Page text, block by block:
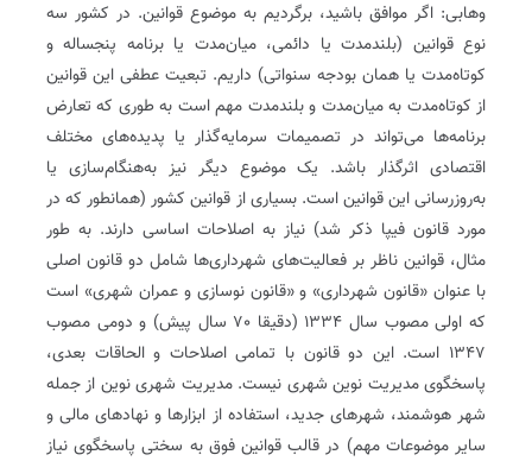
وهابی: اگر موافق باشید، برگردیم به موضوع قوانین. در کشور سه
نوع قوانین (بلندمدت یا دائمی، میان‌مدت یا برنامه پنج‏ساله و
کوتاه‌مدت یا همان بودجه سنواتی) داریم. تبعیت عطفی این قوانین
از کوتاه‌مدت به میان‌مدت و بلندمدت مهم است به طوری که تعارض
برنامه‌ها می‌تواند در تصمیمات سرمایه‌گذار یا پدیده‌های مختلف
اقتصادی اثرگذار باشد. یک موضوع دیگر نیز به‌هنگام‌سازی یا
به‌روزرسانی این قوانین است. بسیاری از قوانین کشور (همانطور که در
مورد قانون فیپا ذکر شد) نیاز به اصلاحات اساسی دارند. به طور
مثال، قوانین ناظر بر فعالیت‌های شهرداری‌ها شامل دو قانون اصلی
با عنوان «قانون شهرداری» و «قانون نوسازی و عمران شهری» است
که اولی مصوب سال 1334 (دقیقا 70 سال پیش) و دومی مصوب
1347 است. این دو قانون با تمامی اصلاحات و الحاقات بعدی،
پاسخگوی مدیریت نوین شهری نیست. مدیریت شهری نوین از جمله
شهر هوشمند، شهرهای جدید، استفاده از ابزارها و نهادهای مالی و
سایر موضوعات مهم) در قالب قوانین فوق به سختی پاسخگوی نیاز